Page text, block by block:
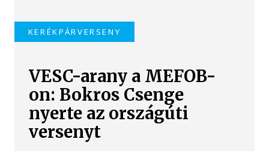
KERÉKPÁRVERSENY
VESC-arany a MEFOB-
on: Bokros Csenge
nyerte az országúti
versenyt